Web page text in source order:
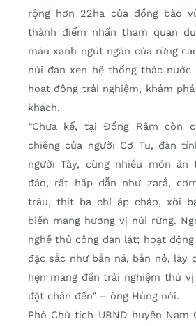
rộng hơn 22ha của đồng bào
thành điểm nhấn tham quan
màu xanh ngút ngàn của rừng
núi đan xen hệ thống thác
hoạt động trải nghiệm, khám
khách.
“Chưa kể, tại Đồng Râm còn
chiêng của người Cơ Tu, đàn
người Tày, cùng nhiều món ăn
đáo, rất hấp dẫn như zarắ,
trâu, thịt ba chỉ áp chảo, xôi
biến mang hương vị núi rừng.
nghề thủ công đan lát; hoạt
đặc sắc như bắn ná, bắn nỏ, lày
hẹn mang đến trải nghiệm thú
đặt chân đến” – ông Hùng nói.
Phó Chủ tịch UBND huyện Nam